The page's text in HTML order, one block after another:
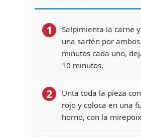
1
Salpimienta la carne
una sartén por
minutos cada uno,
10 minutos.
2
Unta toda la pieza
rojo y coloca en una
horno, con la